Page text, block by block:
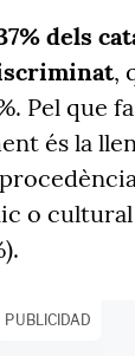
dels
,
Pel que fa
és la
o cultural
PUBLICIDAD